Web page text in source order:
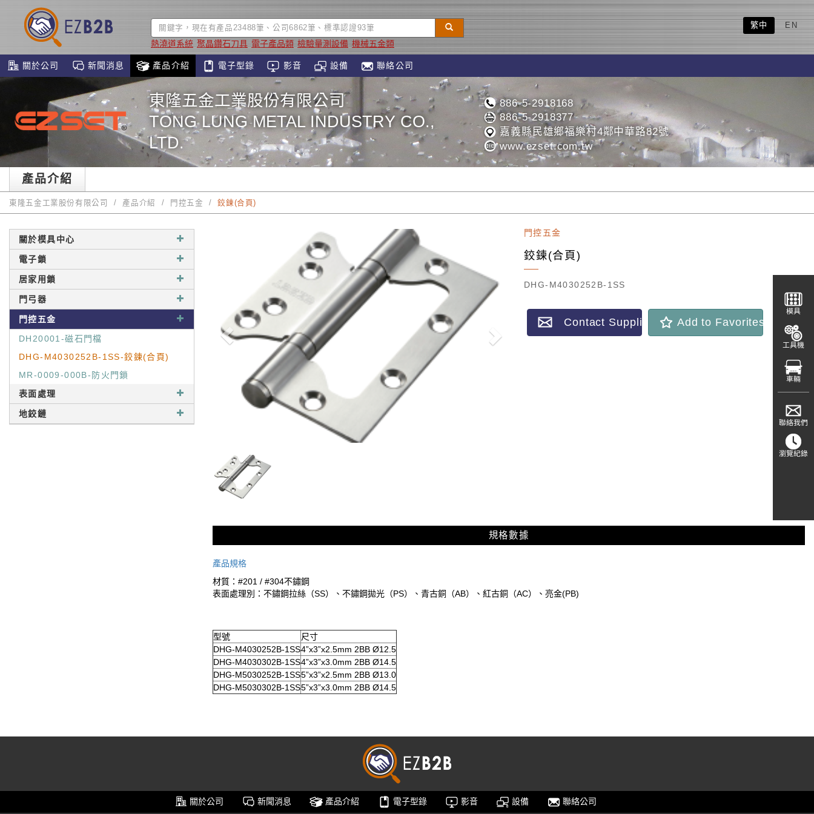
熱澆道系統 聚晶鑽石刀具 電子產品類 檢驗量測設備 機械五金類
繁中 EN
關於公司 新聞消息 產品介紹 電子型錄 影音 設備 聯絡公司
東隆五金工業股份有限公司
TONG LUNG METAL INDUSTRY CO.,
LTD.
886-5-2918168
886-5-2918377
嘉義縣民雄鄉福樂村4鄰中華路82號
www.ezset.com.tw
產品介紹
東隆五金工業股份有限公司 產品介紹 門控五金 鉸鍊(合頁)
關於模具中心
電子鎖
居家用鎖
門弓器
門控五金
DH20001-磁石門檔
DHG-M4030252B-1SS-鉸鍊(合頁)
MR-0009-000B-防火門鎖
表面處理
地鉸鏈
門控五金
鉸鍊(合頁)
DHG-M4030252B-1SS
Contact Supplier Add to Favorites
規格數據
產品規格
材質：#201 / #304不鏽鋼
表面處理別：不鏽鋼拉絲（SS）、不鏽鋼拋光（PS）、青古銅（AB）、紅古銅（AC）、亮金(PB)
型號
尺寸
DHG-M4030252B-1SS4”x3”x2.5mm 2BB Ø12.5
DHG-M4030302B-1SS4”x3”x3.0mm 2BB Ø14.5
DHG-M5030252B-1SS5”x3”x2.5mm 2BB Ø13.0
DHG-M5030302B-1SS5”x3”x3.0mm 2BB Ø14.5
關於公司 新聞消息 產品介紹 電子型錄 影音 設備 聯絡公司
模具
工具機
車輛
聯絡我們
瀏覽紀錄